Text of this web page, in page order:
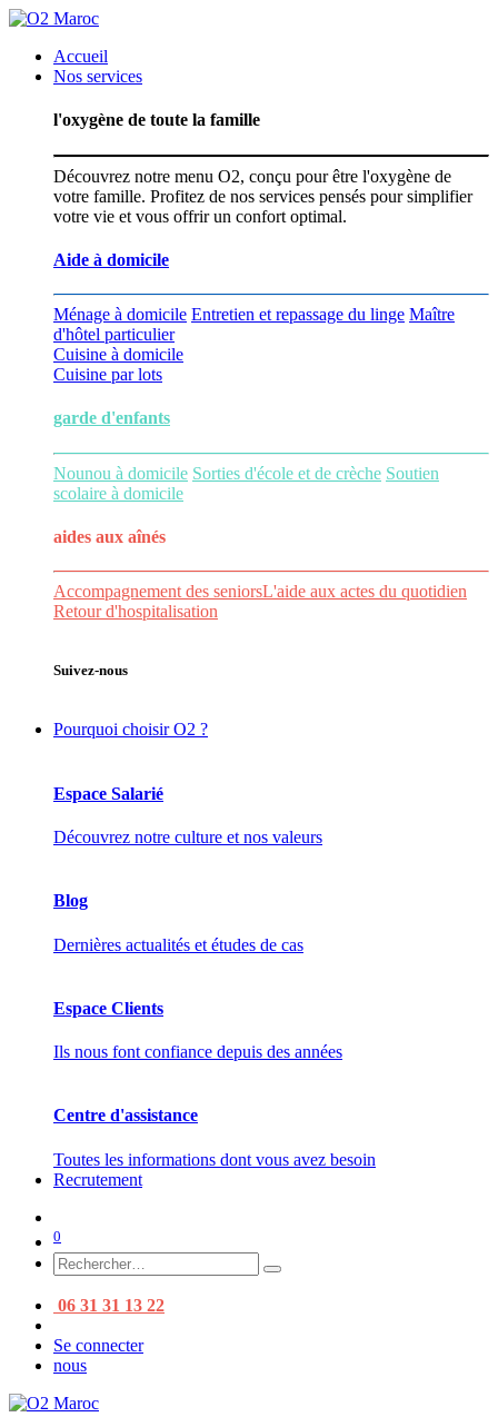
Accueil
Nos services
l'oxygène de toute la famille
Découvrez notre menu O2, conçu pour être l'oxygène de
votre famille. Profitez de nos services pensés pour simplifier
votre vie et vous offrir un confort optimal.
Aide à domicile
Ménage à domicile Entretien et repassage du linge Maître
d'hôtel particulier
Cuisine à domicile
Cuisine par lots
garde d'enfants
Nounou à domicile Sorties d'école et de crèche Soutien
scolaire à domicile
aides aux aînés
Accompagnement des seniorsL'aide aux actes du quotidien
Retour d'hospitalisation
Suivez-nous
Pourquoi choisir O2 ?
Espace Salarié
Découvrez notre culture et nos valeurs
Blog
Dernières actualités et études de cas
Espace Clients
Ils nous font confiance depuis des années
Centre d'assistance
Toutes les informations dont vous avez besoin
Recrutement
0
06 31 31 13 22
Se connecter
nous